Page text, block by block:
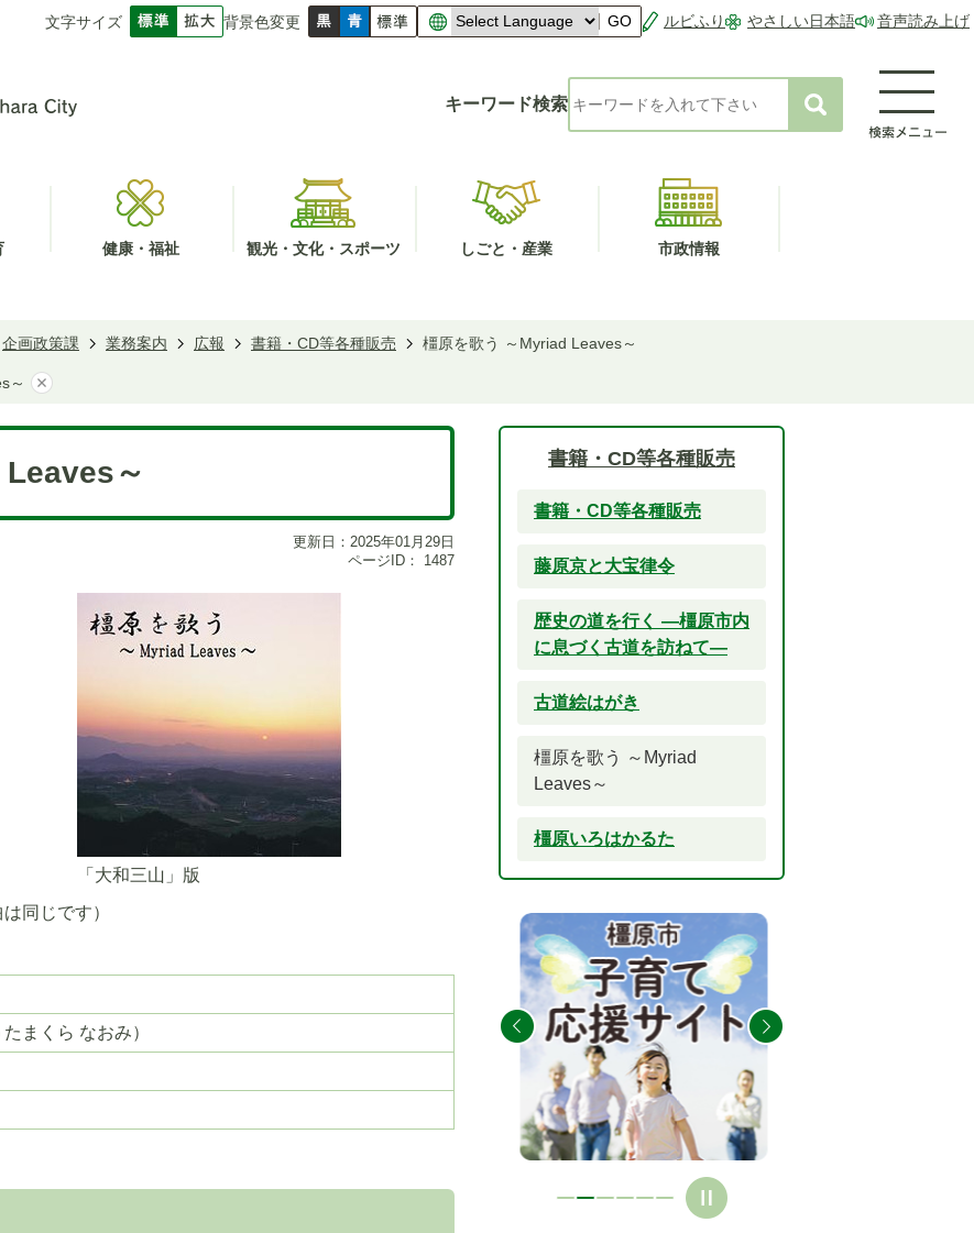
文字サイズ 背景色変更 GO ルビふり やさしい日本語 音声読み上げ
キーワード検索
健康・福祉 観光・文化・スポーツ しごと・産業 市政情報
企画政策課 業務案内 広報 書籍・CD等各種販売 橿原を歌う ～Myriad Leaves～
～
～
更新日：2025年01月29日
ページID：
1487
「大和三山」版
同じです）
まくら なおみ）
書籍・CD等各種販売
書籍・CD等各種販売
藤原京と大宝律令
歴史の道を行く ―橿原市内
に息づく古道を訪ねて―
古道絵はがき
橿原を歌う ～Myriad
Leaves～
橿原いろはかるた
目
ラ
2
枚
目
の
ス